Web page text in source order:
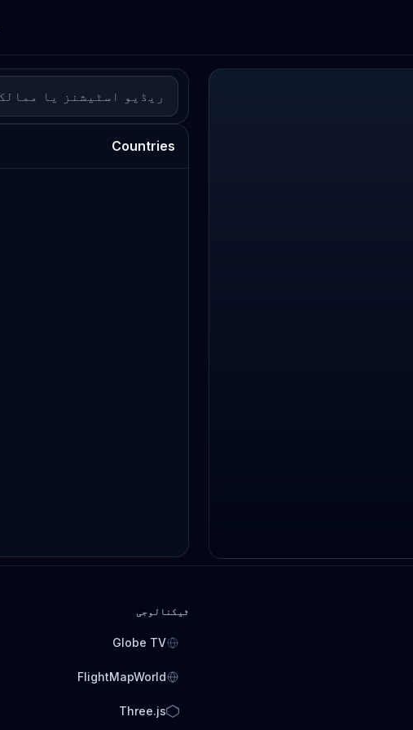
Countries
ٹیکنالوجی
Globe TV
FlightMapWorld
Three.js